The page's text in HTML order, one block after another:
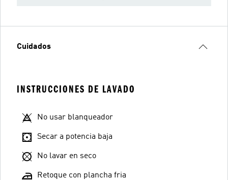
Cuidados
INSTRUCCIONES DE LAVADO
No usar blanqueador
Secar a potencia baja
No lavar en seco
Retoque con plancha fria